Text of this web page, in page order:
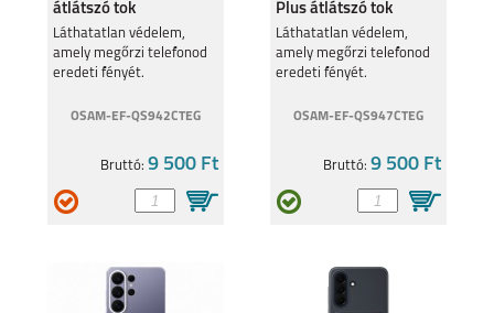
átlátszó tok
Láthatatlan védelem,
amely megőrzi telefonod
eredeti fényét.
OSAM-EF-QS942CTEG
Bruttó: 9 500 Ft
Plus átlátszó tok
Láthatatlan védelem,
amely megőrzi telefonod
eredeti fényét.
OSAM-EF-QS947CTEG
Bruttó:9 500 Ft